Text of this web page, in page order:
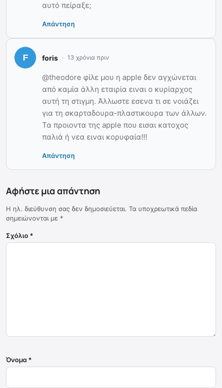
αυτό πείραξε;
Απάντηση
foris 13 χρόνια πριν
@theodore φίλε μου η apple δεν αγχώνεται
από καμία άλλη εταιρία ειναι ο κυρίαρχος
αυτή τη στιγμη. Άλλωστε εσενα τι σε νοιάζει
για τη σκαρταδουρα-πλαστικουρα των άλλων.
Τα προιοντα της apple που εισαι κατοχος
παλιά ή νεα ειναι κορυφαία!!!
Απάντηση
Αφήστε μια απάντηση
Η ηλ. διεύθυνση σας δεν δημοσιεύεται. Τα υποχρεωτικά πεδία
σημειώνονται με *
Σχόλιο *
Όνομα *